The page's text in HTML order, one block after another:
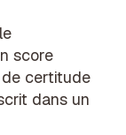
score
de certitude
dans un